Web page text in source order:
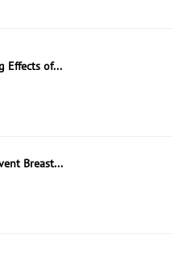
Effects of...
Breast...